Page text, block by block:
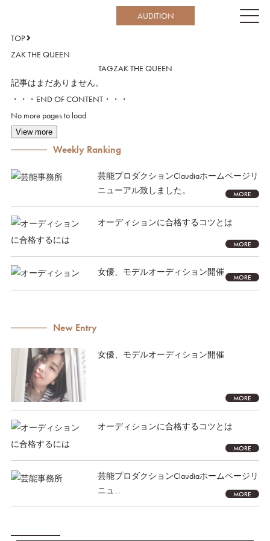
AUDITION
TOP
ZAK THE QUEEN
TAGZAK THE QUEEN
記事はまだありません。
・・・END OF CONTENT・・・
No more pages to load
View more
Weekly Ranking
芸能プロダクションClaudiaホームページリ
ニューアル致しました。
MORE
オーディションに合格するコツとは
MORE
女優、モデルオーディション開催 MORE
New Entry
女優、モデルオーディション開催
MORE
オーディションに合格するコツとは
MORE
芸能プロダクションClaudiaホームページリ
ニュ…
MORE